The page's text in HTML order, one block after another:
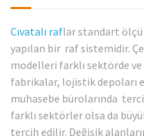
Cıvatalı raflar standart ölçü
yapılan bir raf sistemidir.
modelleri farklı sektörde
fabrikalar, lojistik depoları
muhasebe bürolarında
farklı sektörler olsa da
tercih edilir. Değişik